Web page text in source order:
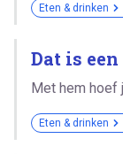
Eten & drinken
Dat is
Met hem hoef
Eten & drinken